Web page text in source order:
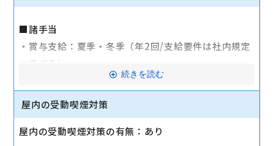
■諸手当
・賞与支給：夏季・冬季（年2回/支給要件は社内規定
に準ずる）
・時間外手当あり（平均残業時間：10h/月）
・通勤手当支給（規定あり）
続きを読む
屋内の受動喫煙対策
屋内の受動喫煙対策の有無：あり